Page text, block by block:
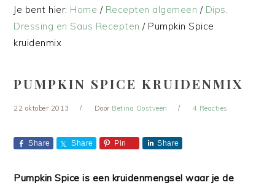
Je bent hier: Home / Recepten algemeen / Dips,
Dressing en Saus Recepten /Pumpkin Spice
kruidenmix
PUMPKIN SPICE KRUIDENMIX
22 oktober 2013 Door Betina Oostveen 4 Reacties
Share Share Pin Share
Pumpkin Spice is een kruidenmengsel waar je de